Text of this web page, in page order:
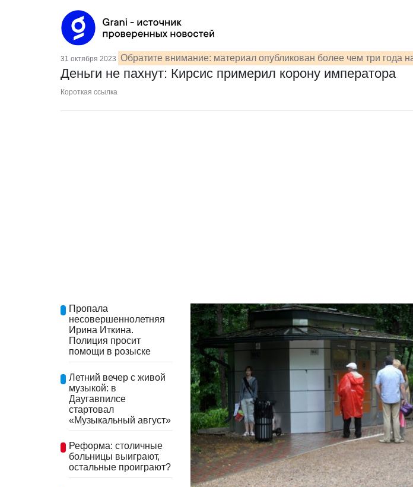
31 октября 2023 Обратите внимание: материал опубликован более чем три года
Деньги не пахнут: Кирсис примерил корону императора
Короткая ссылка
Пропала
несовершеннолетняя
Ирина Иткина.
Полиция просит
помощи в розыске
Летний вечер с живой
музыкой: в
Даугавпилсе
стартовал
«Музыкальный август»
Реформа: столичные
больницы выиграют,
остальные проиграют?